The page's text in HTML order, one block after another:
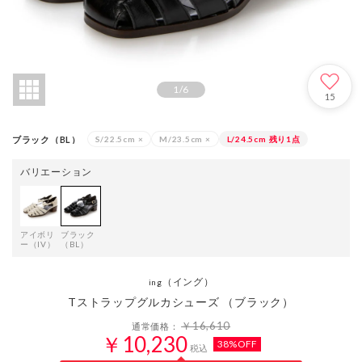
1/6
15
ブラック（BL） S/22.5cm × M/23.5cm × L/24.5cm 残り1点
バリエーション
アイボリ
ー（IV）
ブラック
（BL）
ing （イング）
Tストラップグルカシューズ （ブラック）
通常価格：￥16,610
￥10,230 税込 38%OFF